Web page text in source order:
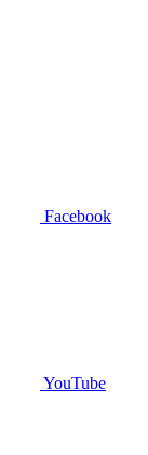
Facebook
YouTube